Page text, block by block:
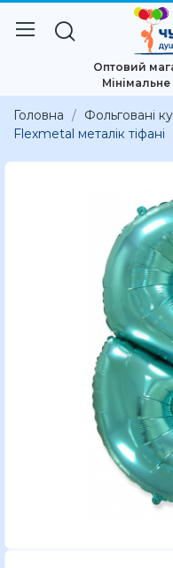
Оптовий
Головна Фольговані
Flexmetal металік тіфані